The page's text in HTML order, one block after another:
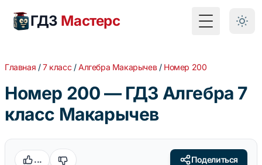
ГДЗ Мастерс Toggle Menu
Главная /7 класс /Алгебра Макарычев/ Номер 200
Номер 200 — ГДЗ Алгебра 7
класс Макарычев
... Поделиться